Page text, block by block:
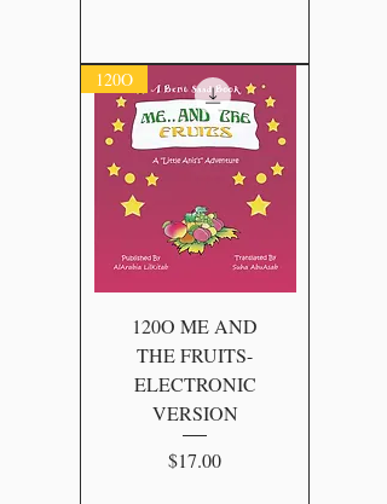
120O
120O ME AND
THE FRUITS-
ELECTRONIC
VERSION
Price
$17.00